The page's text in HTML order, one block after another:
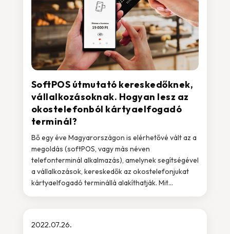
SoftPOS útmutató kereskedőknek,
vállalkozásoknak. Hogyan lesz az
okostelefonból kártyaelfogadó
terminál?
Bő egy éve Magyarországon is elérhetővé vált az a
megoldás (softPOS, vagy más néven
telefonterminál alkalmazás), amelynek segítségével
a vállalkozások, kereskedők az okostelefonjukat
kártyaelfogadó terminállá alakíthatják. Mit...
2022.07.26.